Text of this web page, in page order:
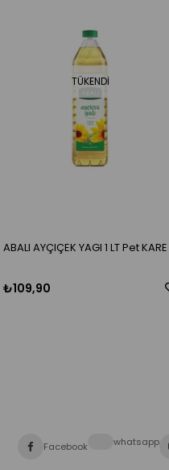
TÜKENDI
ABALI AYÇIÇEK YAGI 1 LT Pet KARE
₺109,90
Facebook whatsapp